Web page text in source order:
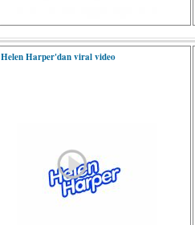
Helen Harper'dan viral video